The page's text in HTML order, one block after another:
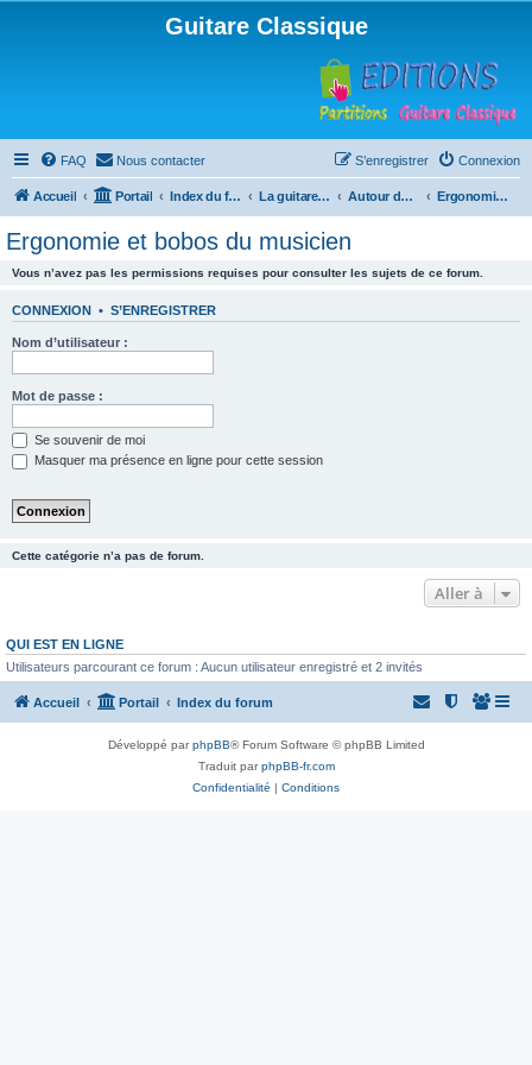
Guitare Classique
FAQ Nous contacter Connexion
S’enregistrer
Accueil Portail Index du forum La guitare : instrument, cours et théorie Autour de la guitare Ergonomie et bobos du musicien
Ergonomie et bobos du musicien
Vous n’avez pas les permissions requises pour consulter les sujets de ce forum.
CONNEXION • S’ENREGISTRER
Nom d’utilisateur :
Mot de passe :
Se souvenir de moi
Masquer ma présence en ligne pour cette session
Cette catégorie n’a pas de forum.
Aller à
QUI EST EN LIGNE
Utilisateurs parcourant ce forum : Aucun utilisateur enregistré et 2 invités
Accueil Portail Index du forum
Développé parphpBB® Forum Software © phpBB Limited
Traduit parphpBB-fr.com
Confidentialité | Conditions